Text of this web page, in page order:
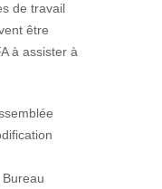
de travail
être
à assister à